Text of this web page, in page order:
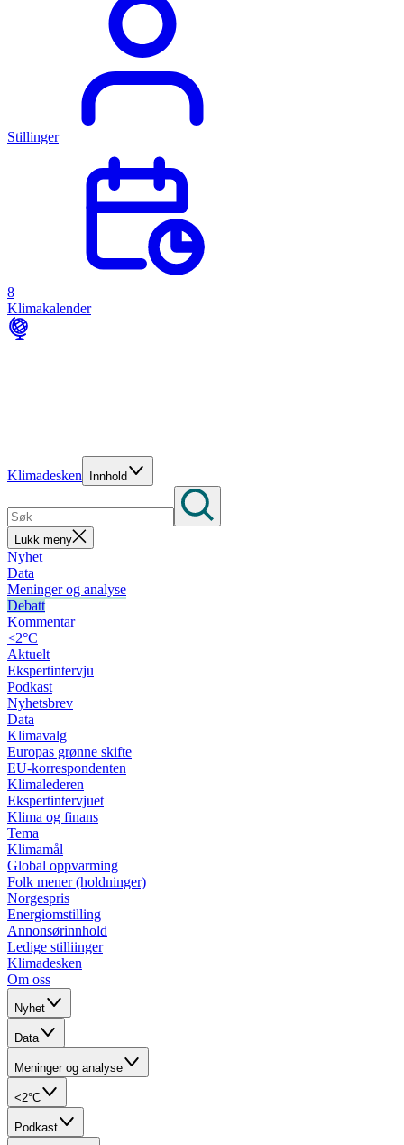
Stillinger
8
Klimakalender
Klimadesken Innhold
Lukk meny
Nyhet
Data
Meninger og analyse
Debatt
Kommentar
<2°C
Aktuelt
Ekspertintervju
Podkast
Nyhetsbrev
Data
Klimavalg
Europas grønne skifte
EU-korrespondenten
Klimalederen
Ekspertintervjuet
Klima og finans
Tema
Klimamål
Global oppvarming
Folk mener (holdninger)
Norgespris
Energiomstilling
Annonsørinnhold
Ledige stilliinger
Klimadesken
Om oss
Nyhet
Data
Meninger og analyse
<2°C
Podkast